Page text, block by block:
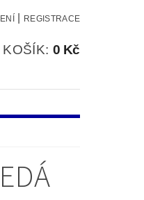
REGISTRACE
KOŠÍK: 0 Kč